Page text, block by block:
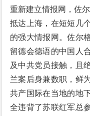
重新建立情报网，佐
抵达上海，在短短几
的强大情报网。佐尔
留德会德语的中国人
及中共党员接触，且
兰案后身兼数职，鲜
共产国际在当地的地
全违背了苏联红军总